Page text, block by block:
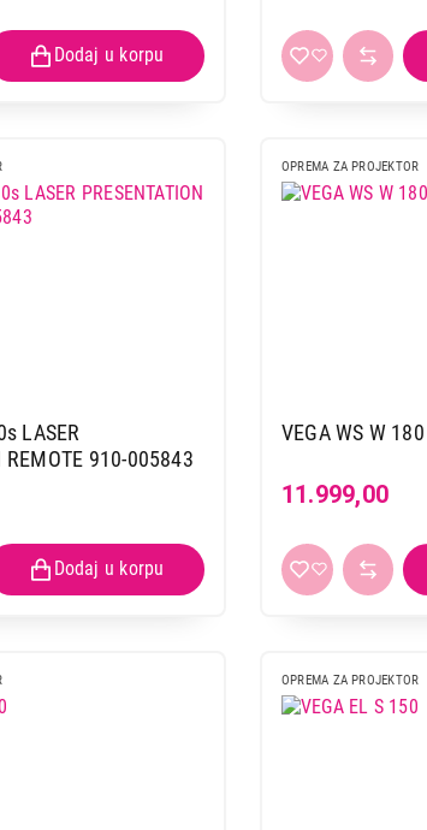
LASER
REMOTE 910-005843
OPREMA ZA PROJEKTOR
VEGA WS W 180
11.999,00
OPREMA ZA PROJEKTOR